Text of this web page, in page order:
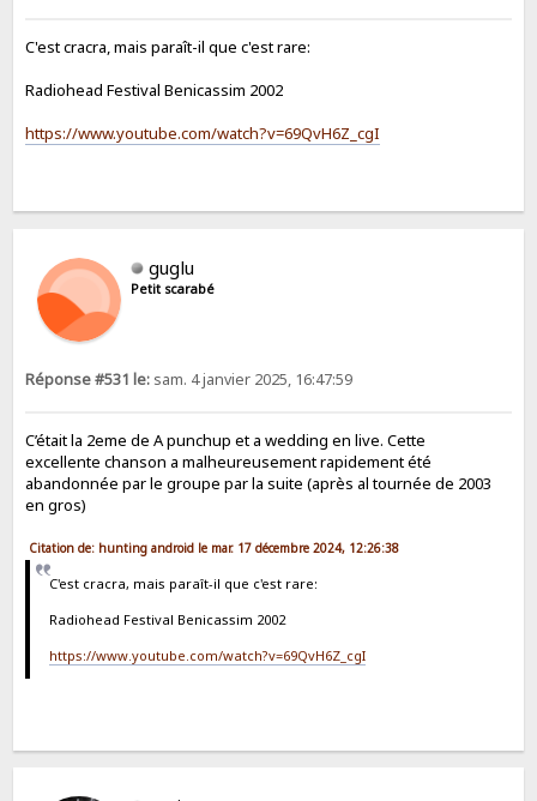
C'est cracra, mais paraît-il que c'est rare:
Radiohead Festival Benicassim 2002
https://www.youtube.com/watch?v=69QvH6Z_cgI
guglu
Petit scarabé
Réponse #531 le: sam. 4 janvier 2025, 16:47:59
C’était la 2eme de A punchup et a wedding en live. Cette
excellente chanson a malheureusement rapidement été
abandonnée par le groupe par la suite (après al tournée de 2003
en gros)
Citation de: hunting android le mar. 17 décembre 2024, 12:26:38
C'est cracra, mais paraît-il que c'est rare:
Radiohead Festival Benicassim 2002
https://www.youtube.com/watch?v=69QvH6Z_cgI